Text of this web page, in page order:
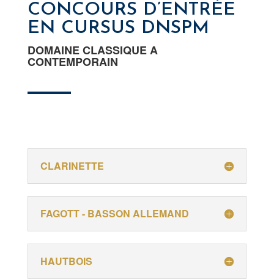
CONCOURS D’ENTRÉE
EN CURSUS DNSPM
DOMAINE CLASSIQUE A
CONTEMPORAIN
CLARINETTE
FAGOTT - BASSON ALLEMAND
HAUTBOIS